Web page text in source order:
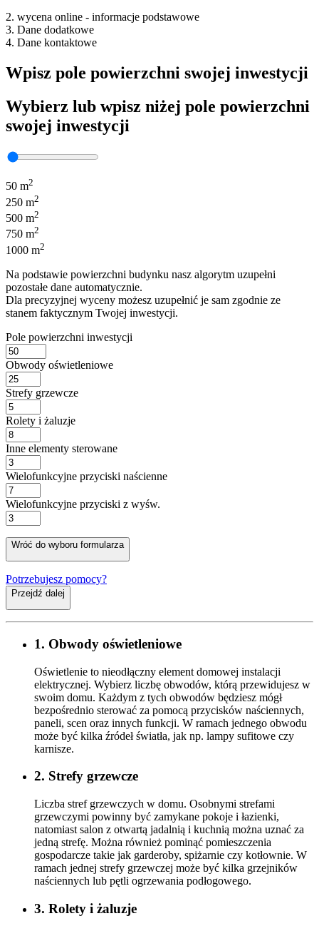
2. wycena online - informacje podstawowe
3. Dane dodatkowe
4. Dane kontaktowe
Wpisz pole powierzchni swojej inwestycji
Wybierz lub wpisz niżej pole powierzchni
swojej inwestycji
50 m2
250 m2
500 m2
750 m2
1000 m2
Na podstawie powierzchni budynku nasz algorytm uzupełni
pozostałe dane automatycznie.
Dla precyzyjnej wyceny możesz uzupełnić je sam zgodnie ze
stanem faktycznym Twojej inwestycji.
Pole powierzchni inwestycji
Obwody oświetleniowe
Strefy grzewcze
Rolety i żaluzje
Inne elementy sterowane
Wielofunkcyjne przyciski naścienne
Wielofunkcyjne przyciski z wyśw.
Wróć do wyboru formularza
Potrzebujesz pomocy?
Przejdź dalej
1. Obwody oświetleniowe
Oświetlenie to nieodłączny element domowej instalacji
elektrycznej. Wybierz liczbę obwodów, którą przewidujesz w
swoim domu. Każdym z tych obwodów będziesz mógł
bezpośrednio sterować za pomocą przycisków naściennych,
paneli, scen oraz innych funkcji. W ramach jednego obwodu
może być kilka źródeł światła, jak np. lampy sufitowe czy
karnisze.
2. Strefy grzewcze
Liczba stref grzewczych w domu. Osobnymi strefami
grzewczymi powinny być zamykane pokoje i łazienki,
natomiast salon z otwartą jadalnią i kuchnią można uznać za
jedną strefę. Można również pominąć pomieszczenia
gospodarcze takie jak garderoby, spiżarnie czy kotłownie. W
ramach jednej strefy grzewczej może być kilka grzejników
naściennych lub pętli ogrzewania podłogowego.
3. Rolety i żaluzje